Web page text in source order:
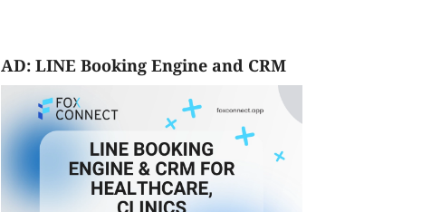
AD: LINE Booking Engine and CRM